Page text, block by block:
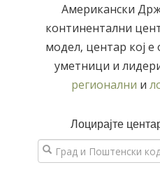
Американски
континентални
модел, центар кој
уметници и
регионални и
Лоцирајте